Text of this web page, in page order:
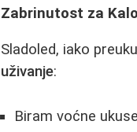
Zabrinutost za
Sladoled, iako
uživanje:
Biram voćne